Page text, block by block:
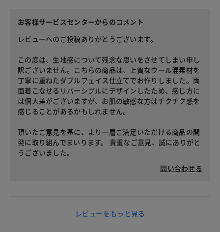
お客様サービスセンターからのコメント
レビューへのご投稿ありがとうございます。
この度は、生地感について残念な思いをさせてしまい申し
訳ございません。こちらの商品は、上質なウール混素材を
丁寧に重ねたダブルフェイス仕立てでお作りしました。両
面着こなせるリバーシブルにデザインしたため、感じ方に
は個人差がございますが、お肌の敏感な方はチクチク感を
感じることがあるかもしれません。
頂いたご意見を基に、より一層ご満足いただける商品の開
発に取り組んでまいります。 貴重なご意見、誠にありがと
うございました。
問い合わせる
レビューをもっと見る